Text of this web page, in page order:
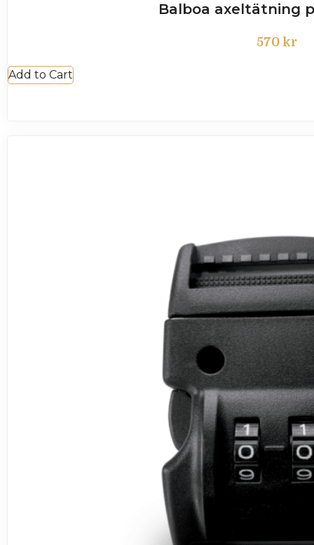
Balboa axeltätning
570 kr
Add to Cart